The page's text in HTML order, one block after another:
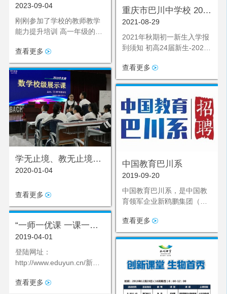
在博雅楼阶梯教室组织开展
了一次数学学科展示课活
动，本堂课由创新教育学部
蔡琼老师执教《乘方》。全
评课活动，多学科教师积极
| 他们明方向，弘壮志
2023-09-04
刚刚参加了学校的教师教学
能力提升培训 高一年级的老
业研训”活动 研讨学科组专题
查看更多
重庆市巴川中学校 2021
年秋期初一新生入学报
到须知
2021-08-29
2021年秋期初一新生入学报
到须知 初高24届新生-2021
查看更多
学无止境、教无止境、
研无止境
2020-01-04
查看更多
中国教育巴川系
2019-09-20
中国教育巴川系，是中国教
育领军企业新鸥鹏集团（中
重庆市巴川中学为龙头的高
品质K12系列
查看更多
“一师一优课 一课一名
师” 注册及报名操作指
南
2019-04-01
登陆网址：
http://www.eduyun.cn/新教
查看更多